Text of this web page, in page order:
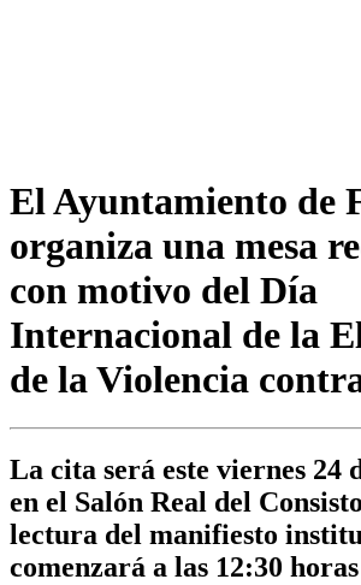
El Ayuntamiento de
organiza una mesa
con motivo del Día
Internacional de la
de la Violencia
La cita será este viernes 24
en el Salón Real del
lectura del manifiesto
comenzará a las 12:30 horas